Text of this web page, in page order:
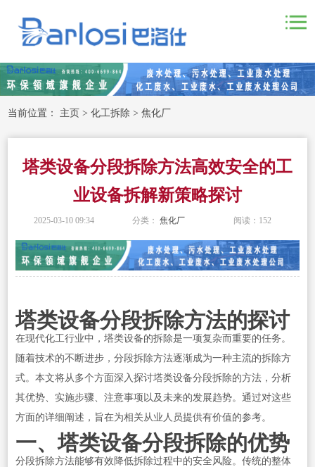
当前位置： 主页 >化工拆除 >焦化厂
塔类设备分段拆除方法高效安全的工
业设备拆解新策略探讨
2025-03-10 09:34 分类：焦化厂 阅读： 152
塔类设备分段拆除方法的探讨
在现代化工行业中，塔类设备的拆除是一项复杂而重要的任务。
随着技术的不断进步，分段拆除方法逐渐成为一种主流的拆除方
式。本文将从多个方面深入探讨塔类设备分段拆除的方法，分析
其优势、实施步骤、注意事项以及未来的发展趋势。通过对这些
方面的详细阐述，旨在为相关从业人员提供有价值的参考。
一、塔类设备分段拆除的优势
分段拆除方法能够有效降低拆除过程中的安全风险。传统的整体